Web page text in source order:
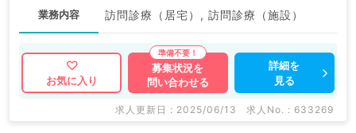
業務内容 訪問診療（居宅）, 訪問診療（施設）
お気に入り
募集状況を
問い合わせる
詳細を
見る
求人更新日 : 2025/06/13 求人No. : 633269